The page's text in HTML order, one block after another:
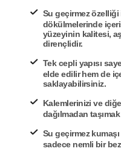
Su geçirmez özelliği
dökülmelerinde
yüzeyinin kalitesi,
dirençlidir.
Tek cepli yapısı
elde edilir hem de
saklayabilirsiniz.
Kalemlerinizi ve
dağılmadan
Su geçirmez
sadece nemli bir